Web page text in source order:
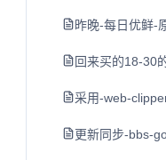
昨晚-每日优鲜-
回来买的18-30
采用-web-
更新同步-bbs-